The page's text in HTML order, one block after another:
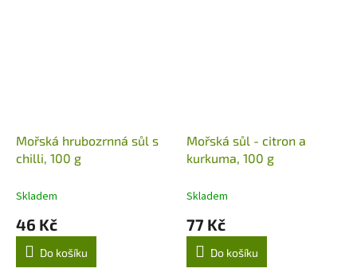
Mořská hrubozrnná sůl s
chilli, 100 g
Skladem
46 Kč
Do košíku
Mořská sůl - citron a
kurkuma, 100 g
Skladem
77 Kč
Do košíku